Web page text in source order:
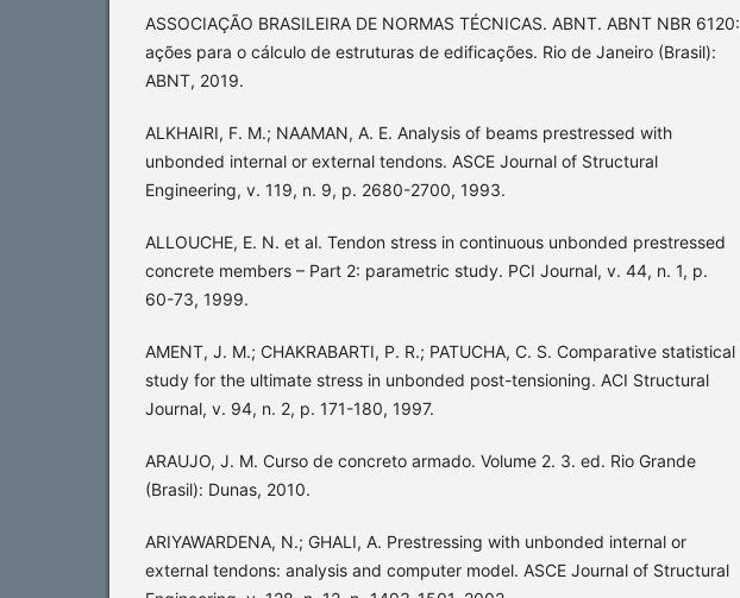
ASSOCIAÇÃO BRASILEIRA DE NORMAS TÉCNICAS. ABNT. ABNT NBR 6120:
ações para o cálculo de estruturas de edificações. Rio de Janeiro (Brasil):
ABNT, 2019.
ALKHAIRI, F. M.; NAAMAN, A. E. Analysis of beams prestressed with
unbonded internal or external tendons. ASCE Journal of Structural
Engineering, v. 119, n. 9, p. 2680-2700, 1993.
ALLOUCHE, E. N. et al. Tendon stress in continuous unbonded prestressed
concrete members – Part 2: parametric study. PCI Journal, v. 44, n. 1, p.
60-73, 1999.
AMENT, J. M.; CHAKRABARTI, P. R.; PATUCHA, C. S. Comparative statistical
study for the ultimate stress in unbonded post-tensioning. ACI Structural
Journal, v. 94, n. 2, p. 171-180, 1997.
ARAUJO, J. M. Curso de concreto armado. Volume 2. 3. ed. Rio Grande
(Brasil): Dunas, 2010.
ARIYAWARDENA, N.; GHALI, A. Prestressing with unbonded internal or
external tendons: analysis and computer model. ASCE Journal of Structural